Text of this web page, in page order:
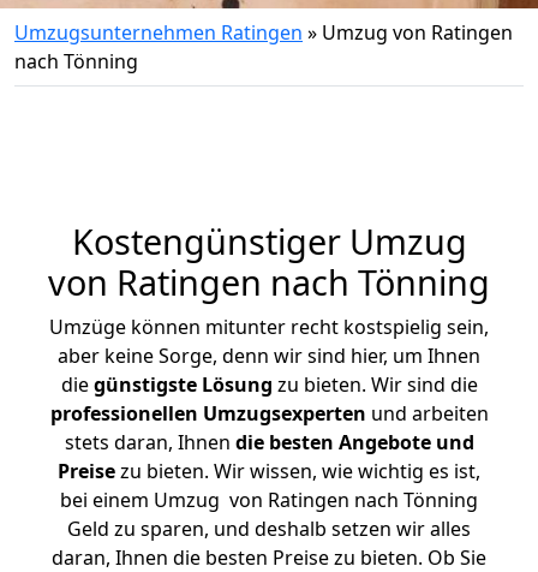
Umzugsunternehmen Ratingen » Umzug von Ratingen
nach Tönning
Kostengünstiger Umzug
von Ratingen nach Tönning
Umzüge können mitunter recht kostspielig sein,
aber keine Sorge, denn wir sind hier, um Ihnen
diegünstigste Lösung zu bieten. Wir sind die
professionellen Umzugsexperten und arbeiten
stets daran, Ihnen die besten Angebote und
Preisezu bieten. Wir wissen, wie wichtig es ist,
bei einem Umzug von Ratingen nach Tönning
Geld zu sparen, und deshalb setzen wir alles
daran, Ihnen die besten Preise zu bieten. Ob Sie